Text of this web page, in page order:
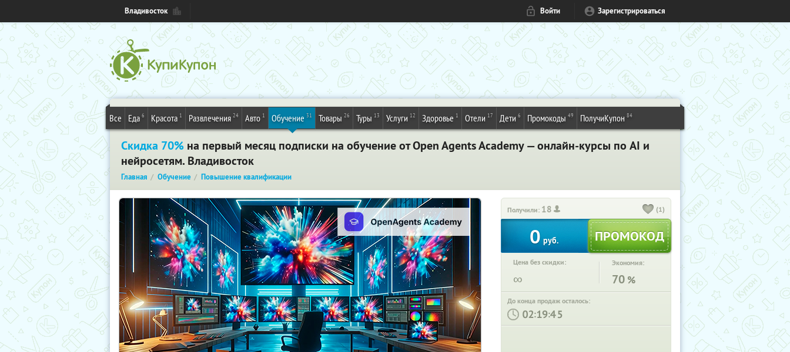
Владивосток Войти Зарегистрироваться
Все Еда 6 Красота 1 Развлечения 24 Авто 1 Обучение 31 Товары 26 Туры 13 Услуги 12 Здоровье 1 Отели 17 Дети 6 Промокоды 49 ПолучиКупон 84
Скидка 70% на первый месяц подписки на обучение от Open Agents Academy — онлайн-курсы по AI и
нейросетям. Владивосток
Главная Обучение Повышение квалификации
Получили: 18 (1)
0 руб.
Цена без скидки:
∞
Экономия:
70 %
До конца продаж осталось:
: :